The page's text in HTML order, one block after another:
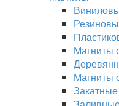
Магниты
Магниты